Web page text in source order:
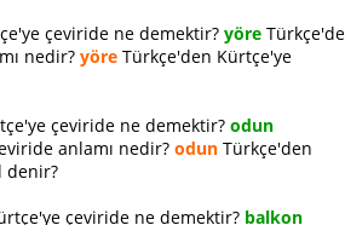
çeviride ne demektir? yöre
nedir? yöre Türkçe'den Kürtçe'ye
çeviride ne demektir? odun
anlamı nedir? odun Türkçe'den
denir?
çeviride ne demektir? balkon